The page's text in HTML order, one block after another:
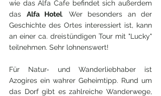
wie das Alfa Cafe befindet sich außerdem
das Alfa Hotel. Wer besonders an der
Geschichte des Ortes interessiert ist, kann
an einer ca. dreistündigen Tour mit "Lucky"
teilnehmen. Sehr lohnenswert!
Für Natur- und Wanderliebhaber ist
Azogires ein wahrer Geheimtipp. Rund um
das Dorf gibt es zahlreiche Wanderwege,